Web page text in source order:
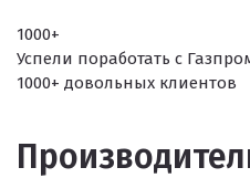
1000+
Успели поработать с
1000+ довольных клиентов